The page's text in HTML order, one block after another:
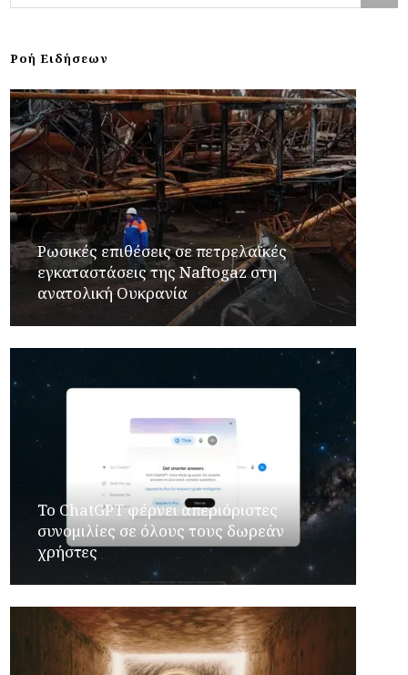
Ροή Ειδήσεων
Ρωσικές επιθέσεις σε πετρελαϊκές
εγκαταστάσεις της Naftogaz στη
ανατολική Ουκρανία
Το ChatGPT φέρνει απεριόριστες
συνομιλίες σε όλους τους δωρεάν
χρήστες